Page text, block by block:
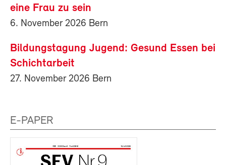
eine Frau zu sein
6. November 2026 Bern
Bildungstagung Jugend: Gesund Essen bei
Schichtarbeit
27. November 2026 Bern
E-PAPER